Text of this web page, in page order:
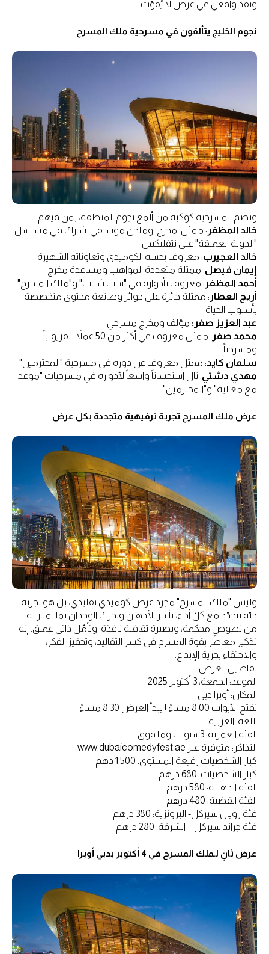
ونقد واقعي في عرض لا يُفَوّت.
نجوم الخليج يتألقون في مسرحية ملك المسرح
وتضم المسرحية كوكبة من ألمع نجوم المنطقة، بمن فيهم:
خالد المظفر : ممثل، مخرج، وملحن موسيقي، شارك في مسلسل
"الدولة العميقة" على نتفليكس
خالد العجيرب: معروف بحسه الكوميدي وتعاوناته الشهيرة
إيمان فيصل: ممثلة متعددة المواهب ومساعدة مخرج
أحمد المظفر : معروف بأدواره في "ست شباب" و"ملك المسرح"
أريج العطار : ممثلة حائزة على جوائز وصانعة محتوى متخصصة
بأسلوب الحياة
عبد العزيز صفر: مؤلف ومخرج مسرحي
محمد صفر
: ممثل معروف في أكثر من 50 عملاً تلفزيونياً
ومسرحياً
سلمان كايد: ممثل معروف عن دوره في مسرحية "المحترمين"
مهدي دشتي: نال استحساناً واسعاً لأدواره في مسرحيات "موعد
مع معاليه" و"المحترمين"
عرض ملك المسرح تجربة ترفيهية متجددة بكل عرض
وليس "ملك المسرح" مجرد عرض كوميدي تقليدي، بل هو تجربة
حيّة تتجدّد مع كلّ أداء، تأسر الأذهان وتحرك الوجدان بما تمتاز به
من نصوصٍ محكمة، وبصيرة ثقافية نافذة، وتأمّل ذاتي عميق. إنه
تذكير معاصر بقوة المسرح في كسر التقاليد، وتحفيز الفكر،
والاحتفاء بحرية الإبداع.
تفاصيل العرض:
الموعد: الجمعة، 3 أكتوبر 2025
المكان: أوبرا دبي
تفتح الأبواب 8:00 مساءً | يبدأ العرض 8:30 مساءً
اللغة: العربية
الفئة العمرية: 3سنوات وما فوق
التذاكر: متوفرة عبر www.dubaicomedyfest.ae
كبار الشخصيات رفيعة المستوى: 1,500 دهم
كبار الشخصيات: 680 درهم
الفئة الذهبية: 580 درهم
الفئة الفضية: 480 درهم
فئة رويال سيركل- البرونزية: 380 درهم
فئة جراند سيركل – الشرفة: 280 درهم
عرض ثانٍ لـملك المسرح في 4 أكتوبر بدبي أوبرا